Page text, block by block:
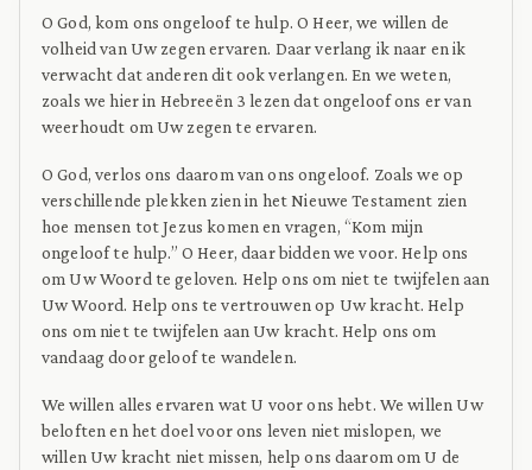
O God, kom ons ongeloof te hulp. O Heer, we willen de
volheid van Uw zegen ervaren. Daar verlang ik naar en ik
verwacht dat anderen dit ook verlangen. En we weten,
zoals we hier in Hebreeën 3 lezen dat ongeloof ons er van
weerhoudt om Uw zegen te ervaren.
O God, verlos ons daarom van ons ongeloof. Zoals we op
verschillende plekken zien in het Nieuwe Testament zien
hoe mensen tot Jezus komen en vragen, “Kom mijn
ongeloof te hulp.” O Heer, daar bidden we voor. Help ons
om Uw Woord te geloven. Help ons om niet te twijfelen aan
Uw Woord. Help ons te vertrouwen op Uw kracht. Help
ons om niet te twijfelen aan Uw kracht. Help ons om
vandaag door geloof te wandelen.
We willen alles ervaren wat U voor ons hebt. We willen Uw
beloften en het doel voor ons leven niet mislopen, we
willen Uw kracht niet missen, help ons daarom om U de